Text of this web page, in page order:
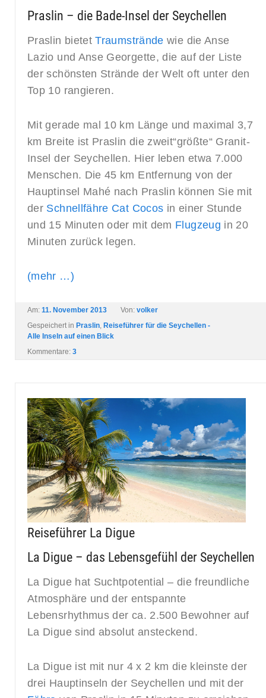
Praslin – die Bade-Insel der Seychellen
Praslin bietetTraumstrände wie die Anse
Lazio und Anse Georgette, die auf der Liste
der schönsten Strände der Welt oft unter den
Top 10 rangieren.
Mit gerade mal 10 km Länge und maximal 3,7
km Breite ist Praslin die zweit“größte“ Granit-
Insel der Seychellen. Hier leben etwa 7.000
Menschen. Die 45 km Entfernung von der
Hauptinsel Mahé nach Praslin können Sie mit
der Schnellfähre Cat Cocos in einer Stunde
und 15 Minuten oder mit dem Flugzeug in 20
Minuten zurück legen.
(mehr …)
Am: 11. November 2013 Von: volker
Gespeichert in Praslin, Reiseführer für die Seychellen -
Alle Inseln auf einen Blick
Kommentare: 3
Reiseführer La Digue
La Digue – das Lebensgefühl der Seychellen
La Digue hat Suchtpotential – die freundliche
Atmosphäre und der entspannte
Lebensrhythmus der ca. 2.500 Bewohner auf
La Digue sind absolut ansteckend.
La Digue ist mit nur 4 x 2 km die kleinste der
drei Hauptinseln der Seychellen und mit der